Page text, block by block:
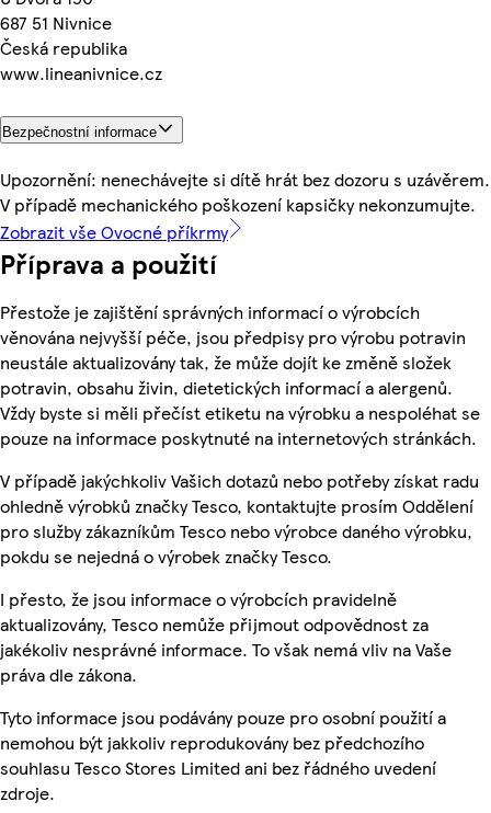
687 51 Nivnice
Česká republika
www.lineanivnice.cz
Bezpečnostní informace
Upozornění: nenechávejte si dítě hrát bez dozoru s uzávěrem.
V případě mechanického poškození kapsičky nekonzumujte.
Zobrazit vše Ovocné příkrmy
Příprava a použití
Přestože je zajištění správných informací o výrobcích
věnována nejvyšší péče, jsou předpisy pro výrobu potravin
neustále aktualizovány tak, že může dojít ke změně složek
potravin, obsahu živin, dietetických informací a alergenů.
Vždy byste si měli přečíst etiketu na výrobku a nespoléhat se
pouze na informace poskytnuté na internetových stránkách.
V případě jakýchkoliv Vašich dotazů nebo potřeby získat radu
ohledně výrobků značky Tesco, kontaktujte prosím Oddělení
pro služby zákazníkům Tesco nebo výrobce daného výrobku,
pokdu se nejedná o výrobek značky Tesco.
I přesto, že jsou informace o výrobcích pravidelně
aktualizovány, Tesco nemůže přijmout odpovědnost za
jakékoliv nesprávné informace. To však nemá vliv na Vaše
práva dle zákona.
Tyto informace jsou podávány pouze pro osobní použití a
nemohou být jakkoliv reprodukovány bez předchozího
souhlasu Tesco Stores Limited ani bez řádného uvedení
zdroje.